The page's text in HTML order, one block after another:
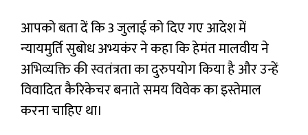
आपको बता दें कि 3 जुलाई को दिए गए आदेश में
न्यायमुर्ति सुबोध अभ्यकंर ने कहा कि हेमंत मालवीय ने
अभिव्यक्ति की स्वतंत्रता का दुरुपयोग किया है और उन्हें
विवादित कैरिकेचर बनाते समय विवेक का इस्तेमाल
करना चाहिए था।